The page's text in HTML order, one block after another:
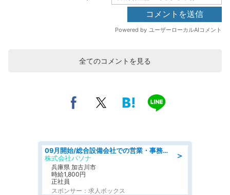
全てのコメントを見る
＞
09月開始/総合設備会社での営業・事務のお仕事/車通勤可/賞与あり/営業/営業事務
株式会社パソナ
兵庫県 加古川市
時給1,800円
正社員
スポンサー：求人ボックス